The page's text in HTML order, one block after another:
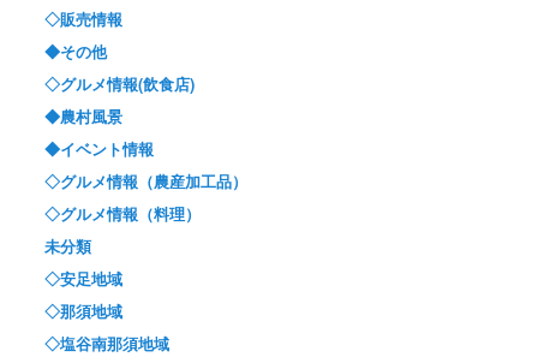
◇販売情報
◆その他
◇グルメ情報(飲食店)
◆農村風景
◆イベント情報
◇グルメ情報（農産加工品）
◇グルメ情報（料理）
未分類
◇安足地域
◇那須地域
◇塩谷南那須地域